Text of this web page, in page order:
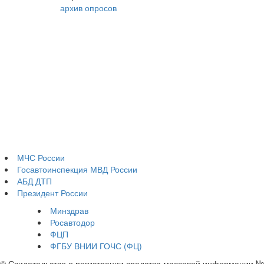
архив опросов
МЧС России
Госавтоинспекция МВД России
АБД ДТП
Президент России
Минздрав
Росавтодор
ФЦП
ФГБУ ВНИИ ГОЧС (ФЦ)